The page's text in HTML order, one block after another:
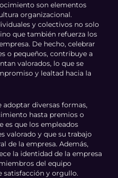
son elementos
organizacional.
y colectivos no solo
que también refuerza los
De hecho, celebrar
o pequeños, contribuye a
valorados, lo que se
y lealtad hacia la
diversas formas,
hasta premios o
es que los empleados
valorado y que su trabajo
de la empresa. Además,
la identidad de la empresa
del equipo
satisfacción y orgullo.